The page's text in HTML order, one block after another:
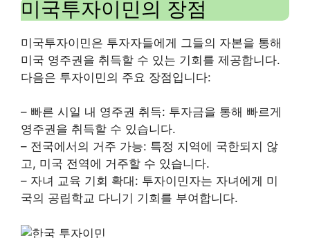
미국투자이민의 장점
미국투자이민은 투자자들에게 그들의 자본을 통해
미국 영주권을 취득할 수 있는 기회를 제공합니다.
다음은 투자이민의 주요 장점입니다:
– 빠른 시일 내 영주권 취득: 투자금을 통해 빠르게
영주권을 취득할 수 있습니다.
– 전국에서의 거주 가능: 특정 지역에 국한되지 않
고, 미국 전역에 거주할 수 있습니다.
– 자녀 교육 기회 확대: 투자이민자는 자녀에게 미
국의 공립학교 다니기 기회를 부여합니다.